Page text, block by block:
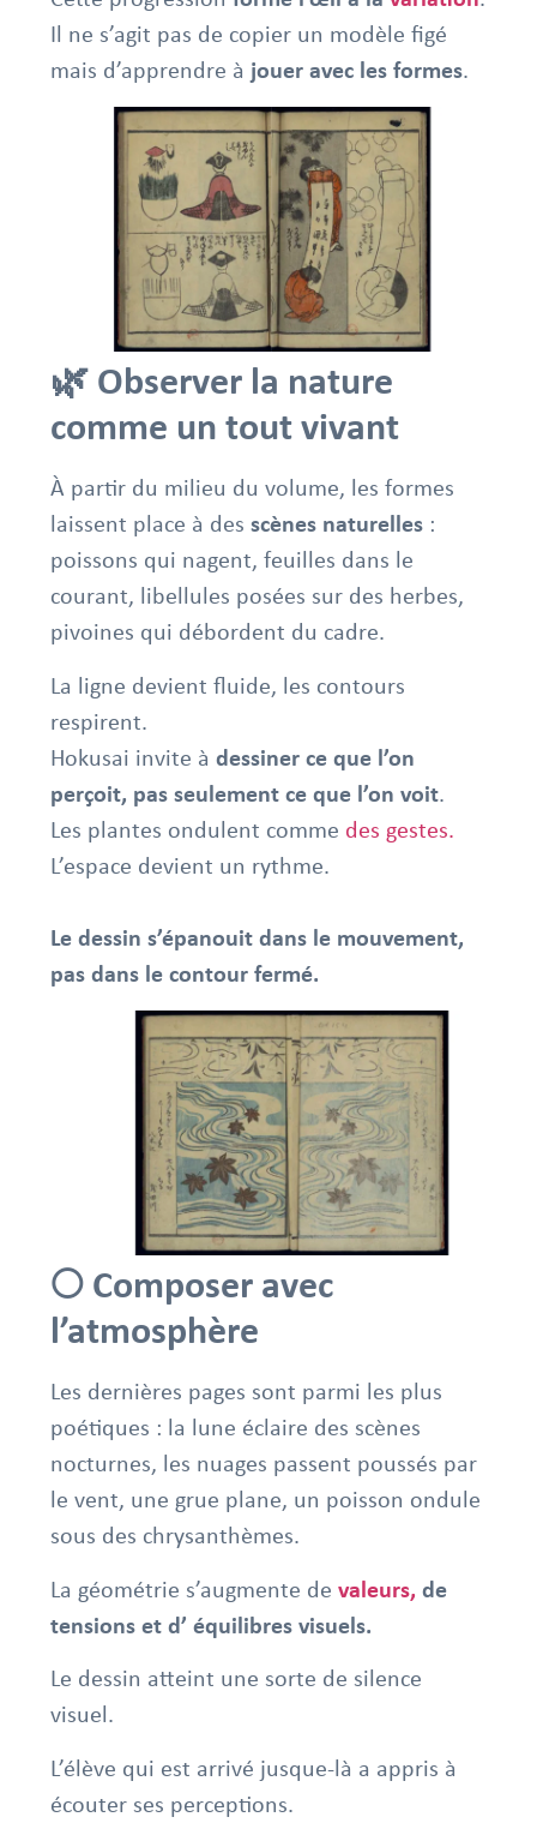
Il ne s’agit pas de copier un modèle figé
mais d’apprendre à jouer avec les formes.
🌿 Observer la nature
comme un tout vivant
À partir du milieu du volume, les formes
laissent place à desscènes naturelles :
poissons qui nagent, feuilles dans le
courant, libellules posées sur des herbes,
pivoines qui débordent du cadre.
La ligne devient fluide, les contours
respirent.
Hokusai invite àdessiner ce que l’on
perçoit, pas seulement ce que l’on voit.
Les plantes ondulent comme des gestes.
L’espace devient un rythme.
Le dessin s’épanouit dans le mouvement,
pas dans le contour fermé.
🌕 Composer avec
l’atmosphère
Les dernières pages sont parmi les plus
poétiques : la lune éclaire des scènes
nocturnes, les nuages passent poussés par
le vent, une grue plane, un poisson ondule
sous des chrysanthèmes.
La géométrie s’augmente devaleurs, de
tensions et d’ équilibres visuels.
Le dessin atteint une sorte de silence
visuel.
L’élève qui est arrivé jusque-là a appris à
écouter ses perceptions.